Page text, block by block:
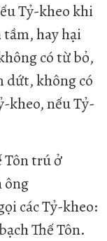
Tỷ-kheo khi
hay hại
có từ bỏ,
dứt, không có
kheo, nếu Tỷ-
Tôn trú ở
ông
các Tỷ-kheo:
Thế Tôn.